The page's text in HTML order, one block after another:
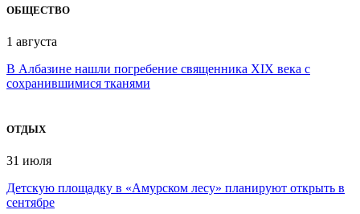
ОБЩЕСТВО
1 августа
В Албазине нашли погребение священника XIX века с
сохранившимися тканями
ОТДЫХ
31 июля
Детскую площадку в «Амурском лесу» планируют открыть в
сентябре